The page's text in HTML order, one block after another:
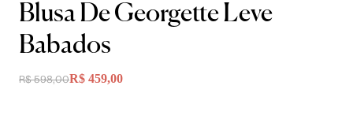
Blusa De Georgette Leve
Babados
R$ 598,00R$ 459,00